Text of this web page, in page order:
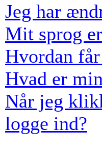
Jeg har
Mit sprog
Hvordan
Hvad er
Når jeg
logge ind?